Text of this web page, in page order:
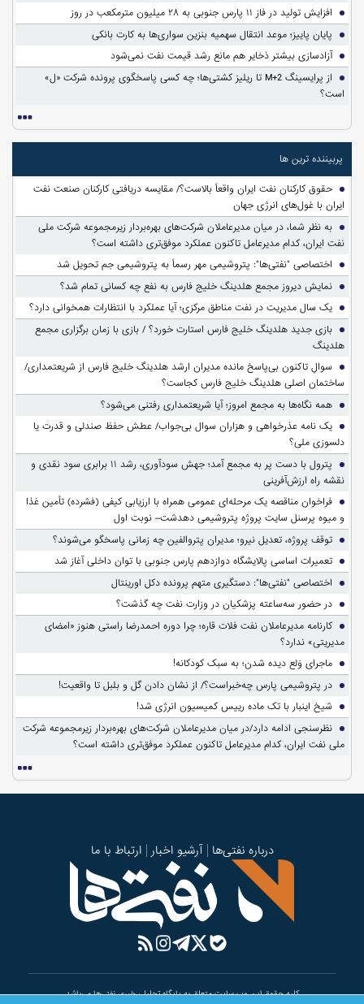
افزایش تولید در فاز ۱۱ پارس جنوبی به ۲۸ میلیون مترمکعب در روز
پایان پاییز؛ موعد انتقال سهمیه بنزین سواری‌ها به کارت بانکی
آزادسازی بیشتر ذخایر هم مانع رشد قیمت نفت نمی‌شود
از پرایسینگ M+2 تا ریلیز کشتی‌ها؛ چه کسی پاسخگوی پرونده شرکت «ل»
است؟
پربیننده ترین ها
حقوق کارکنان نفت ایران واقعاً بالاست؟/ مقایسه دریافتی کارکنان صنعت نفت
ایران با غول‌های انرژی جهان
به نظر شما، در میان مدیرعاملان شرکت‌های بهره‌بردار زیرمجموعه شرکت ملی
نفت ایران، کدام مدیرعامل تاکنون عملکرد موفق‌تری داشته است؟
اختصاصی "نفتی‌ها": پتروشیمی مهر رسماً به پتروشیمی جم تحویل شد
نمایش دیروز مجمع هلدینگ خلیج فارس به نفع چه کسانی تمام شد؟
یک سال مدیریت در نفت مناطق مرکزی؛ آیا عملکرد با انتظارات همخوانی دارد؟
بازی جدید هلدینگ خلیج فارس استارت خورد؟ / بازی با زمان برگزاری مجمع
هلدینگ
سوالِ تاکنون بی‌پاسخ مانده مدیران ارشد هلدینگ خلیج فارس از شریعتمداری/
ساختمان اصلی هلدینگ خلیج فارس کجاست؟
همه نگاه‌ها به مجمع امروز؛ آیا شریعتمداری رفتنی می‌شود؟
یک نامه عذرخواهی و هزاران سوال بی‌جواب/ عطش حفظ صندلی و قدرت یا
دلسوزی ملی؟
پترول با دست پر به مجمع آمد؛ جهش سودآوری، رشد ۱۱ برابری سود نقدی و
نقشه راه ارزش‌آفرینی
فراخوان مناقصه یک مرحله‌ای عمومی همراه با ارزیابی کیفی (فشرده) تأمین غذا
و میوه پرسنل سایت پروژه پتروشیمی دهدشت– نوبت اول
توقف پروژه، تعدیل نیرو؛ مدیران پتروالفین چه زمانی پاسخگو می‌شوند؟
تعمیرات اساسی پالایشگاه دوازدهم پارس جنوبی با توان داخلی آغاز شد
اختصاصی "نفتی‌ها": دستگیری متهم پرونده دکل اورینتال
در حضور سه‌ساعته پزشکیان در وزارت نفت چه گذشت؟
کارنامه مدیرعاملان نفت فلات قاره؛ چرا دوره احمدرضا راستی هنوز «امضای
مدیریتی» ندارد؟
ماجرای وَلع دیده شدن؛ به سبک کودکانه!
در پتروشیمی پارس چه‌خبراست؟/ از نشان دادن گل و بلبل تا واقعیت!
شیخ اینبار با تک ماده رییس کمیسیون انرژی شد!
نظرسنجی ادامه دارد/در میان مدیرعاملان شرکت‌های بهره‌بردار زیرمجموعه شرکت
ملی نفت ایران، کدام مدیرعامل تاکنون عملکرد موفق‌تری داشته است؟
درباره نفتی‌ها آرشیو اخبار ارتباط با ما
کلیه حقوق این وب سایت متعلق به پایگاه تحلیلی خبری نفتی‌ها می‌باشد